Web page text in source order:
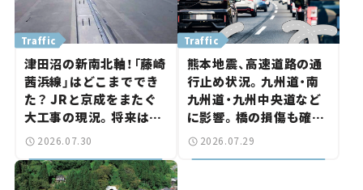
Traffic
津田沼の新南北軸！「藤崎
茜浜線」はどこまででき
た？ JRと京成をまたぐ
大工事の現況。将来は
「習志野～鎌ケ谷」を最短
計画】
2026.07.30
Traffic
熊本地震、高速道路の通
行止め状況。九州道・南
九州道・九州中央道など
に影響。橋の損傷も確認
【道路のニュース】
2026.07.29